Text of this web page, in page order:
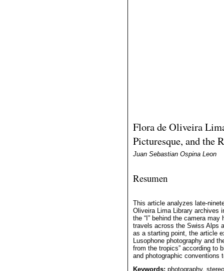
Flora de Oliveira
Picturesque, and the
Juan Sebastian Ospina Leon
Resumen
This article analyzes late-
Oliveira Lima Library archives
the “I” behind the camera
travels across the Swiss Alps
as a starting point, the article
Lusophone photography and
from the tropics” according to
and photographic conventions
Keywords: photography,